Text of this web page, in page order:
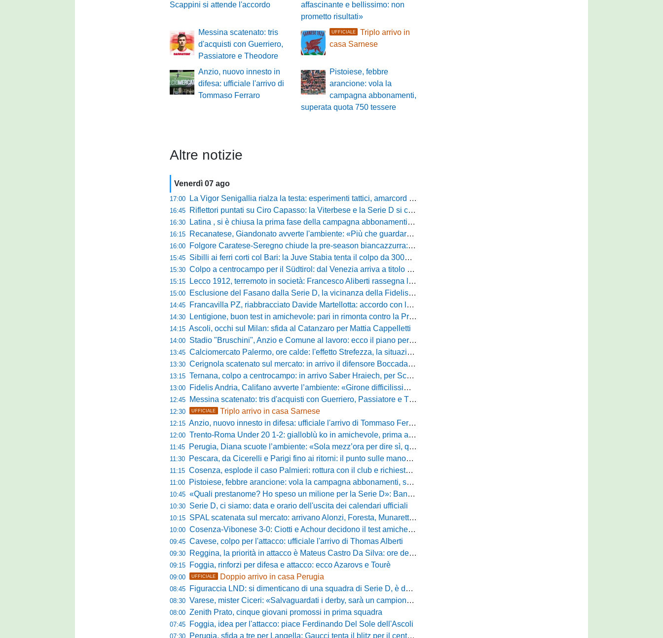
Scappini si attende l'accordo
affascinante e bellissimo: non
prometto risultati»
Messina scatenato: tris
d'acquisti con Guerriero,
Passiatore e Theodore
UFFICIALE
Triplo arrivo in
casa Sarnese
Anzio, nuovo innesto in
difesa: ufficiale l'arrivo di
Tommaso Ferraro
Pistoiese, febbre
arancione: vola la
campagna abbonamenti,
superata quota 750 tessere
Altre notizie
Venerdì 07 ago
17:00 La Vigor Senigallia rialza la testa: esperimenti tattici, amarcord e lo sguardo al Rimini
16:45 Riflettori puntati su Ciro Capasso: la Viterbese e la Serie D si contendono l'esterno ex Fiorentina
16:30 Latina , si è chiusa la prima fase della campagna abbonamenti: circa 400 tessere rinnovate in prelazione
16:15 Recanatese, Giandonato avverte l'ambiente: «Più che guardare chi avremo di fronte, mi interessa vedere la mia squadra migliorare giorno dopo giorno»
16:00 Folgore Caratese-Seregno chiude la pre-season biancazzurra: info e dove vedere il match
15:45 Sibilli ai ferri corti col Bari: la Juve Stabia tenta il colpo da 300mila euro
15:30 Colpo a centrocampo per il Südtirol: dal Venezia arriva a titolo definitivo Bjarki Bjarkason
15:15 Lecco 1912, terremoto in società: Francesco Aliberti rassegna le dimissioni da tutte le cariche
15:00 Esclusione del Fasano dalla Serie D, la vicinanza della Fidelis Andria e le parole del presidente Vallarella
14:45 Francavilla PZ, riabbracciato Davide Martellotta: accordo con la Folgore Caratese per il ritorno in prestito
14:30 Lentigione, buon test in amichevole: pari in rimonta contro la Primavera del Sassuolo
14:15 Ascoli, occhi sul Milan: sfida al Catanzaro per Mattia Cappelletti
14:00 Stadio "Bruschini", Anzio e Comune al lavoro: ecco il piano per far rientrare i tifosi
13:45 Calciomercato Palermo, ore calde: l'effetto Strefezza, la situazione Segre e i nomi per l'attacco
13:30 Cerignola scatenato sul mercato: in arrivo il difensore Boccadamo a titolo temporaneo
13:15 Ternana, colpo a centrocampo: in arrivo Saber Hraiech, per Scappini si attende l'accordo
13:00 Fidelis Andria, Califano avverte l’ambiente: «Girone difficilissimo, affascinante e bellissimo: non prometto risultati»
12:45 Messina scatenato: tris d'acquisti con Guerriero, Passiatore e Theodore
12:30 UFFICIALE Triplo arrivo in casa Sarnese
12:15 Anzio, nuovo innesto in difesa: ufficiale l'arrivo di Tommaso Ferraro
12:00 Trento-Roma Under 20 1-2: gialloblù ko in amichevole, prima apparizione per Caia
11:45 Perugia, Diana scuote l’ambiente: «Sola mezz’ora per dire sì, qui per costruire una squadra da livello»
11:30 Pescara, da Cicerelli e Parigi fino ai ritorni: il punto sulle manovre del Delfino
11:15 Cosenza, esplode il caso Palmieri: rottura con il club e richiesta di cessione
11:00 Pistoiese, febbre arancione: vola la campagna abbonamenti, superata quota 750 tessere
10:45 «Quali prestanome? Ho speso un milione per la Serie D»: Bandecchi rompe il silenzio sul futuro della Ternana
10:30 Serie D, ci siamo: data e orario dell'uscita dei calendari ufficiali
10:15 SPAL scatenata sul mercato: arrivano Alonzi, Foresta, Munaretto e Tobia
10:00 Cosenza-Vibonese 3-0: Ciotti e Achour decidono il test amichevole di Lorica
09:45 Cavese, colpo per l'attacco: ufficiale l'arrivo di Thomas Alberti
09:30 Reggina, la priorità in attacco è Mateus Castro Da Silva: ore decisive per la fumata bianca
09:15 Foggia, rinforzi per difesa e attacco: ecco Azarovs e Tourè
09:00 UFFICIALE Doppio arrivo in casa Perugia
08:45 Figuraccia LND: si dimenticano di una squadra di Serie D, è da rifare il programma Coppa Italia
08:30 Varese, mister Ciceri: «Salvaguardati i derby, sarà un campionato avvincente»
08:00 Zenith Prato, cinque giovani promossi in prima squadra
07:45 Foggia, idea per l'attacco: piace Ferdinando Del Sole dell'Ascoli
07:30 Perugia, sfida a tre per Langella: Gaucci tenta il blitz per il centrocampista del Cosenza